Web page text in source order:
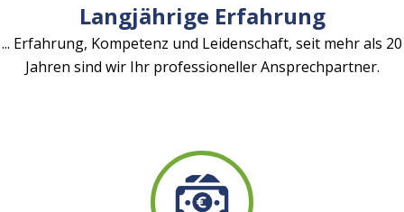
Langjährige Erfahrung
... Erfahrung, Kompetenz und Leidenschaft, seit mehr als 20
Jahren sind wir Ihr professioneller Ansprechpartner.